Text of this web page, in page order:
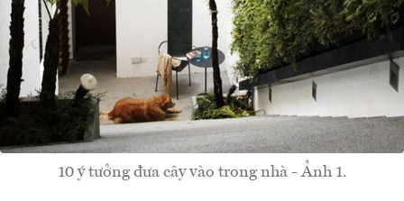
10 ý tưởng đưa cây vào trong nhà - Ảnh 1.